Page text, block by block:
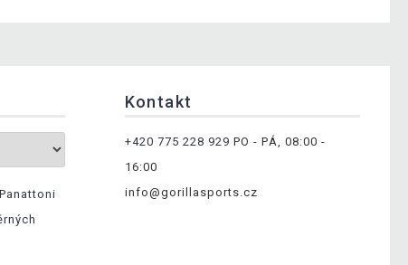
Kontakt
+420 775 228 929 PO - PÁ, 08:00 -
16:00
info@gorillasports.cz